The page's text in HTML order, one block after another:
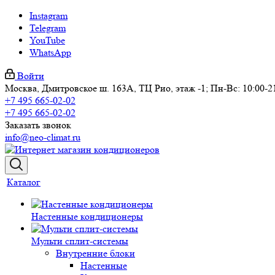
Instagram
Telegram
YouTube
WhatsApp
Войти
Москва, Дмитровское ш. 163А, ТЦ Рио, этаж -1; Пн-Вс: 10:00-
+7 495 665-02-02
+7 495 665-02-02
Заказать звонок
info@neo-climat.ru
Каталог
Настенные кондиционеры
Мульти сплит-системы
Внутренние блоки
Настенные